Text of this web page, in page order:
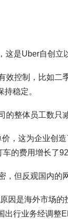
是Uber自创立
控制，比如二
稳定。
整体员工数只
，这为企业创
的费用增长了
但反观国内的
因是海外市场
行业务经调整